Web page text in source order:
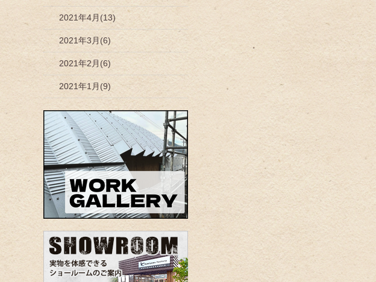
2021年4月(13)
2021年3月(6)
2021年2月(6)
2021年1月(9)